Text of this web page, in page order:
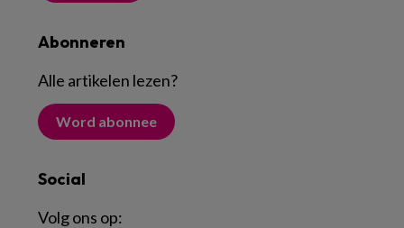
Abonneren
Alle artikelen lezen?
Word abonnee
Social
Volg ons op: